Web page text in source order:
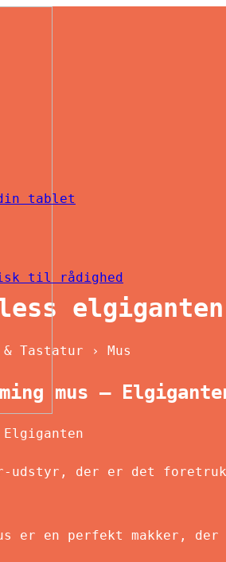
tablet
til rådighed
elgiganten
Tastatur › Mus
mus –
udstyr, der er det
er en perfekt makker,